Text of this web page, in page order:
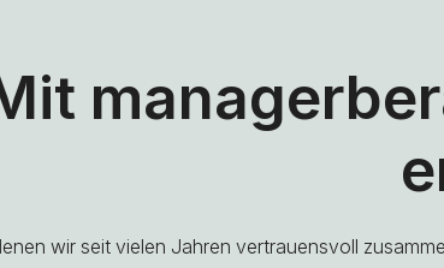
wir seit vielen Jahren vertrauensvoll